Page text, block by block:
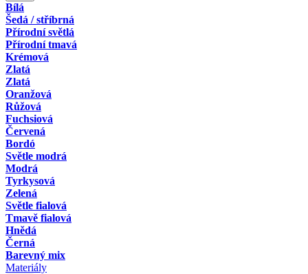
Bílá
Šedá / stříbrná
Přírodní světlá
Přírodní tmavá
Krémová
Zlatá
Zlatá
Oranžová
Růžová
Fuchsiová
Červená
Bordó
Světle modrá
Modrá
Tyrkysová
Zelená
Světle fialová
Tmavě fialová
Hnědá
Černá
Barevný mix
Materiály